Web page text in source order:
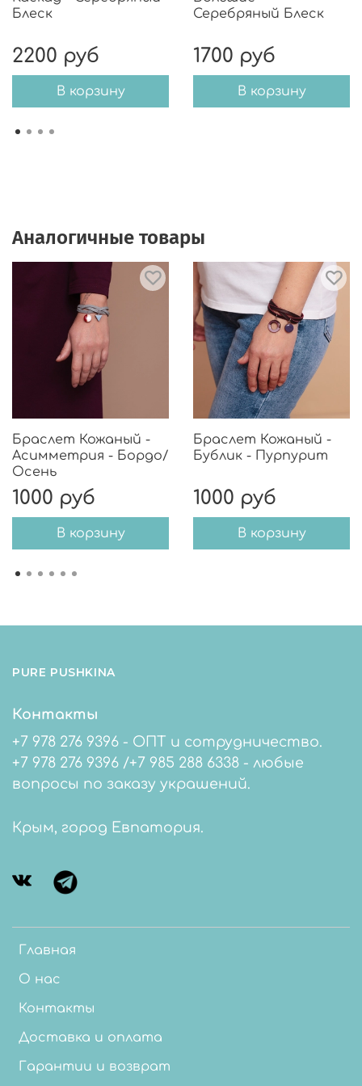
Блеск
2200 руб
В корзину
Серебряный Блеск
1700 руб
В корзину
Аналогичные товары
Браслет Кожаный -
Асимметрия - Бордо/
Осень
1000 руб
В корзину
Браслет Кожаный -
Бублик - Пурпурит
1000 руб
В корзину
PURE PUSHKINA
Главная
О нас
Контакты
Доставка и оплата
Гарантии и возврат
Контакты
+7 978 276 9396 - ОПТ и сотрудничество.
+7 978 276 9396 /+7 985 288 6338 - любые
вопросы по заказу украшений.
Крым, город Евпатория.